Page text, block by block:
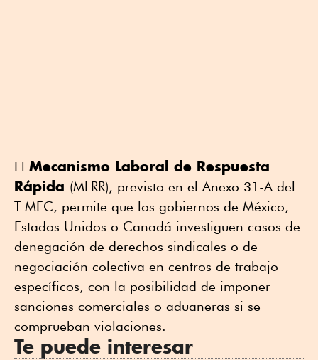
El Mecanismo Laboral de Respuesta
Rápida (MLRR), previsto en el Anexo 31-A del
T-MEC, permite que los gobiernos de México,
Estados Unidos o Canadá investiguen casos de
denegación de derechos sindicales o de
negociación colectiva en centros de trabajo
específicos, con la posibilidad de imponer
sanciones comerciales o aduaneras si se
comprueban violaciones.
Te puede interesar